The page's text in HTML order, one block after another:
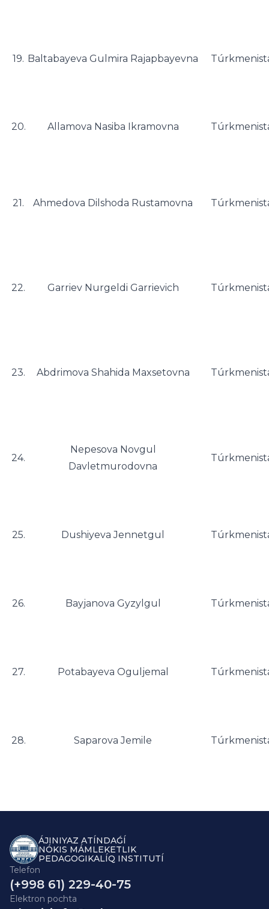
19. Baltabayeva Gulmira Rajapbayevna
20. Allamova Nasiba Ikramovna
21. Ahmedova Dilshoda Rustamovna
22. Garriev Nurgeldi Garrievich
23. Abdrimova Shahida Maxsetovna
24.
Nepesova Novgul
Davletmurodovna
25. Dushiyeva Jennetgul
26. Bayjanova Gyzylgul
27. Potabayeva Oguljemal
28. Saparova Jemile
ÁJINIYAZ ATÍNDAǴÍ
NÓKIS MÁMLEKETLIK
PEDAGOGIKALÍQ INSTITUTÍ
Telefon
(+998 61) 229-40-75
Elektron pochta